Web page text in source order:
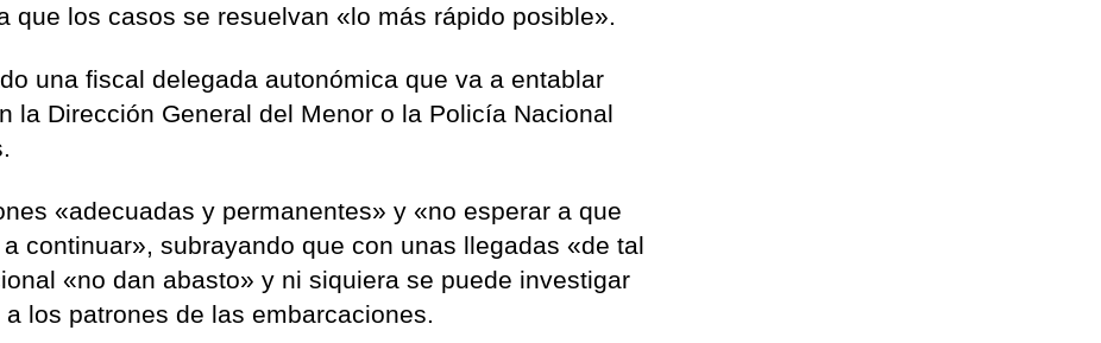
que los casos se resuelvan «lo más rápido posible».
una fiscal delegada autonómica que va a entablar
la Dirección General del Menor o la Policía Nacional
«adecuadas y permanentes» y «no esperar a que
continuar», subrayando que con unas llegadas «de tal
«no dan abasto» y ni siquiera se puede investigar
los patrones de las embarcaciones.